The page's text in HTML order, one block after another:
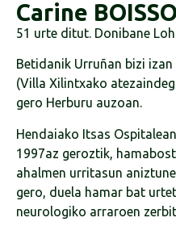
Carine
51 urte ditut. Donibane
Betidanik Urruñan bizi
(Villa Xilintxako
gero Herburu auzoan.
Hendaiako Itsas
1997az geroztik,
ahalmen urritasun
gero, duela hamar bat
neurologiko arraroen